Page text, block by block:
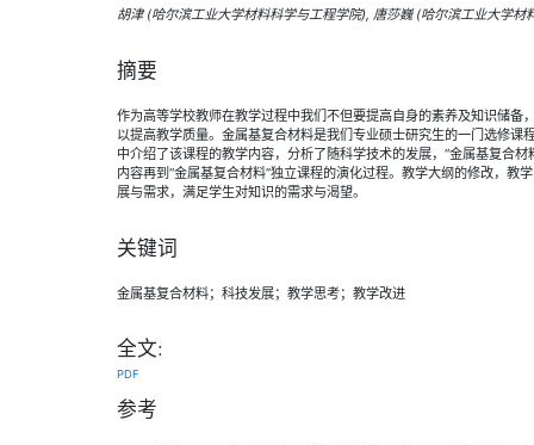
胡津 (哈尔滨工业大学材料科学与工程学院), 唐莎巍 (哈尔滨工业大学材
摘要
作为高等学校教师在教学过程中我们不但要提高自身的素养及知识储备
以提高教学质量。金属基复合材料是我们专业硕士研究生的一门选修
中介绍了该课程的教学内容，分析了随科学技术的发展，“金属基复合
内容再到“金属基复合材料”独立课程的演化过程。教学大纲的修改，教
展与需求，满足学生对知识的需求与渴望。
关键词
金属基复合材料；科技发展；教学思考；教学改进
全文:
PDF
参考